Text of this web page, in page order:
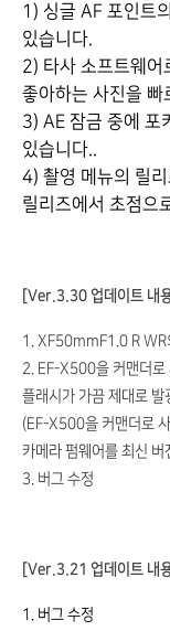
1) 싱글 AF 포인트
있습니다.
2) 타사 소프트웨어
좋아하는 사진을 빠
3) AE 잠금 중에 포
있습니다..
4) 촬영 메뉴의 릴
릴리즈에서 초점으
[Ver.3.30 업데이트 내
1. XF50mmF1.0 R WR
2. EF-X500을 커맨더로
플래시가 가끔 제대로 발
(EF-X500을 커맨더로
카메라 펌웨어를 최신 버
3. 버그 수정
[Ver.3.21 업데이트 내
1. 버그 수정